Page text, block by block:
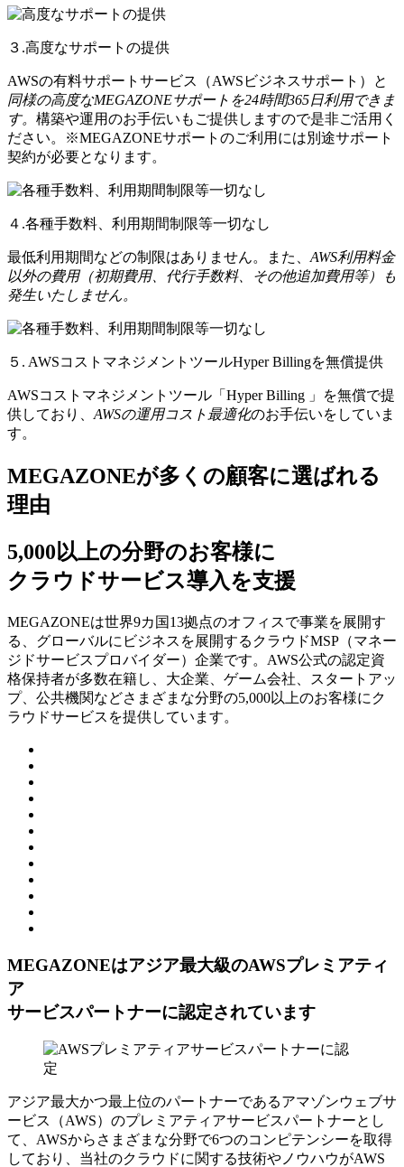
３.高度なサポートの提供
AWSの有料サポートサービス（AWSビジネスサポート）と
同様の高度なMEGAZONEサポートを24時間365日利用できま
す。 構築や運用のお手伝いもご提供しますので是非ご活用く
ださい。※MEGAZONEサポートのご利用には別途サポート
契約が必要となります。
４.各種手数料、利用期間制限等一切なし
最低利用期間などの制限はありません。また、 AWS利用料金
以外の費用（初期費用、代行手数料、その他追加費用等）も
発生いたしません。
５. AWSコストマネジメントツールHyper Billingを無償提供
AWSコストマネジメントツール「Hyper Billing 」を無償で提
供しており、 AWSの運⽤コスト最適化のお⼿伝いをしていま
す。
MEGAZONEが多くの顧客に選ばれる
理由
5,000以上の分野のお客様に
クラウドサービス導入を支援
MEGAZONEは世界9カ国13拠点のオフィスで事業を展開す
る、グローバルにビジネスを展開するクラウドMSP（マネー
ジドサービスプロバイダー）企業です。AWS公式の認定資
格保持者が多数在籍し、⼤企業、ゲーム会社、スタートアッ
プ、公共機関などさまざまな分野の5,000以上のお客様にク
ラウドサービスを提供しています。
MEGAZONEはアジア最⼤級のAWSプレミアティ
ア
サービスパートナーに認定されています
アジア最大かつ最上位のパートナーであるアマゾンウェブサ
ービス（AWS）のプレミアティアサービスパートナーとし
て、AWSからさまざまな分野で6つのコンピテンシーを取得
しており、当社のクラウドに関する技術やノウハウがAWS